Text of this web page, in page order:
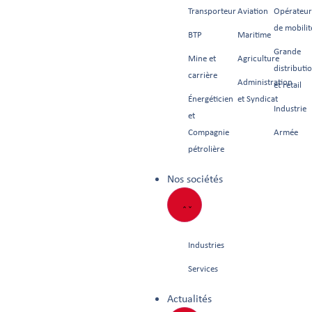
Transporteur
BTP
Mine et
carrière
Énergéticien
et
Compagnie
pétrolière
Aviation
Maritime
Agriculture
Administration
et Syndicat
de
Grande
et retail
Industrie
Armée
Nos sociétés
Industries
Services
Actualités